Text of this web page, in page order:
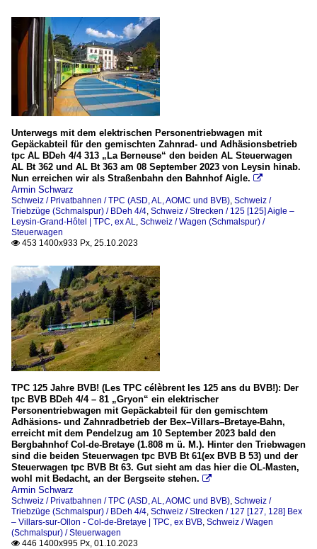
Unterwegs mit dem elektrischen Personentriebwagen mit
Gepäckabteil für den gemischten Zahnrad- und Adhäsionsbetrieb
tpc AL BDeh 4/4 313 „La Berneuse“ den beiden AL Steuerwagen
AL Bt 362 und AL Bt 363 am 08 September 2023 von Leysin hinab.
Nun erreichen wir als Straßenbahn den Bahnhof Aigle. 
Armin Schwarz
Schweiz / Privatbahnen / TPC (ASD, AL, AOMC und BVB), Schweiz /
Triebzüge (Schmalspur) / BDeh 4/4, Schweiz / Strecken / 125 [125] Aigle –
Leysin-Grand-Hôtel | TPC, ex AL, Schweiz / Wagen (Schmalspur) /
Steuerwagen
 453 1400x933 Px, 25.10.2023
TPC 125 Jahre BVB! (Les TPC célèbrent les 125 ans du BVB!): Der
tpc BVB BDeh 4/4 – 81 „Gryon“ ein elektrischer
Personentriebwagen mit Gepäckabteil für den gemischtem
Adhäsions- und Zahnradbetrieb der Bex–Villars–Bretaye-Bahn,
erreicht mit dem Pendelzug am 10 September 2023 bald den
Bergbahnhof Col-de-Bretaye (1.808 m ü. M.). Hinter den Triebwagen
sind die beiden Steuerwagen tpc BVB Bt 61(ex BVB B 53) und der
Steuerwagen tpc BVB Bt 63. Gut sieht am das hier die OL-Masten,
wohl mit Bedacht, an der Bergseite stehen. 
Armin Schwarz
Schweiz / Privatbahnen / TPC (ASD, AL, AOMC und BVB), Schweiz /
Triebzüge (Schmalspur) / BDeh 4/4, Schweiz / Strecken / 127 [127, 128] Bex
– Villars-sur-Ollon - Col-de-Bretaye | TPC, ex BVB, Schweiz / Wagen
(Schmalspur) / Steuerwagen
 446 1400x995 Px, 01.10.2023